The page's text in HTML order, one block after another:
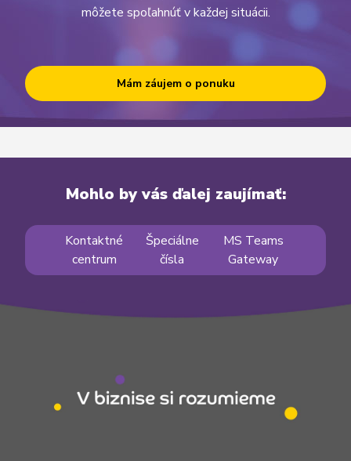
môžete spoľahnúť v každej situácii.
Mám záujem o ponuku
Mohlo by vás ďalej zaujímať:
Kontaktné
centrum
Špeciálne
čísla
MS Teams
Gateway